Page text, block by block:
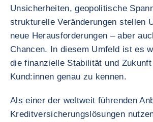
Unsicherheiten, geopolitische
strukturelle Veränderungen stellen
neue Herausforderungen – aber
Chancen. In diesem Umfeld ist es
die finanzielle Stabilität und
Kund:innen genau zu kennen.
Als einer der weltweit führenden
Kreditversicherungslösungen